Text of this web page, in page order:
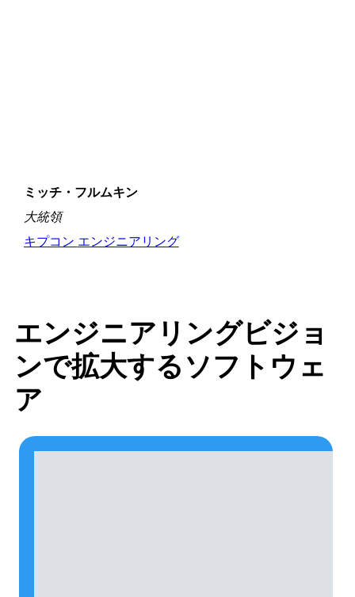
ミッチ・フルムキン
大統領
キプコン エンジニアリング
エンジニアリングビジョ
ンで拡大するソフトウェ
ア